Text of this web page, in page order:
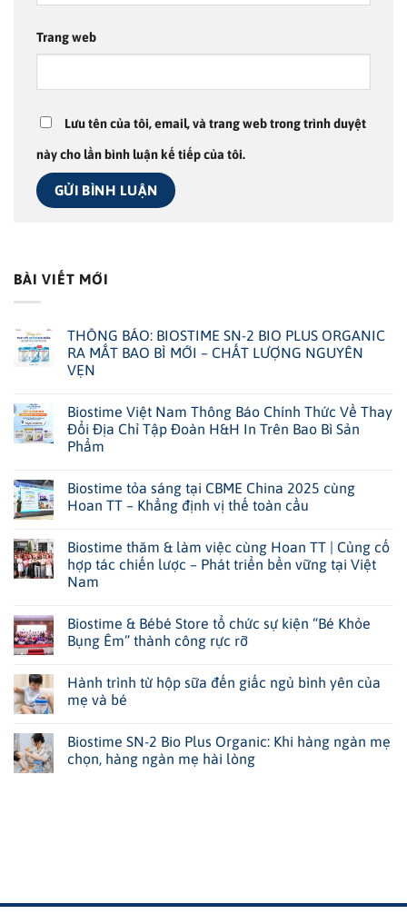
Trang web
Lưu tên của tôi, email, và trang web trong trình duyệt
này cho lần bình luận kế tiếp của tôi.
BÀI VIẾT MỚI
THÔNG BÁO: BIOSTIME SN-2 BIO PLUS ORGANIC
RA MẮT BAO BÌ MỚI – CHẤT LƯỢNG NGUYÊN
VẸN
Biostime Việt Nam Thông Báo Chính Thức Về Thay
Đổi Địa Chỉ Tập Đoàn H&H In Trên Bao Bì Sản
Phẩm
Biostime tỏa sáng tại CBME China 2025 cùng
Hoan TT – Khẳng định vị thế toàn cầu
Biostime thăm & làm việc cùng Hoan TT | Củng cố
hợp tác chiến lược – Phát triển bền vững tại Việt
Nam
Biostime & Bébé Store tổ chức sự kiện “Bé Khỏe
Bụng Êm” thành công rực rỡ
Hành trình từ hộp sữa đến giấc ngủ bình yên của
mẹ và bé
Biostime SN-2 Bio Plus Organic: Khi hàng ngàn mẹ
chọn, hàng ngàn mẹ hài lòng